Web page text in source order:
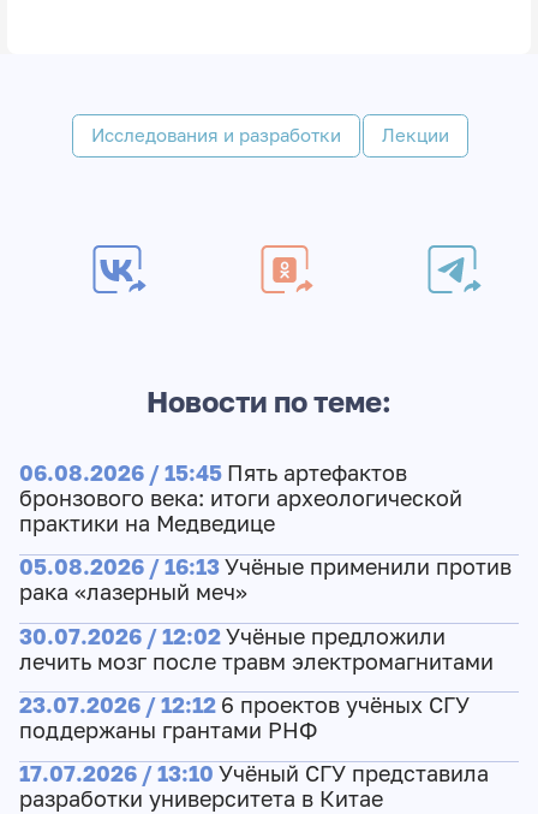
Исследования и разработки Лекции
Новости по теме:
06.08.2026 / 15:45 Пять артефактов
бронзового века: итоги археологической
практики на Медведице
05.08.2026 / 16:13Учёные применили против
рака «лазерный меч»
30.07.2026 / 12:02Учёные предложили
лечить мозг после травм электромагнитами
23.07.2026 / 12:12 6 проектов учёных СГУ
поддержаны грантами РНФ
17.07.2026 / 13:10 Учёный СГУ представила
разработки университета в Китае